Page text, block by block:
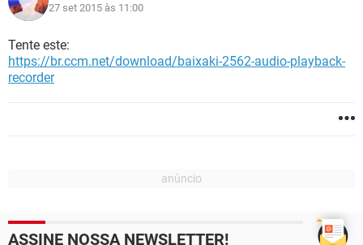
27 set 2015 às 11:00
Tente este:
https://br.ccm.net/download/baixaki-2562-audio-playback-
recorder
ASSINE NOSSA NEWSLETTER!